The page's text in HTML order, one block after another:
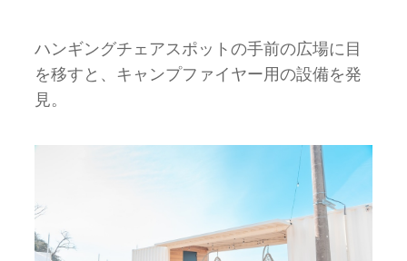
ハンギングチェアスポットの手前の広場に目
を移すと、キャンプファイヤー用の設備を発
見。